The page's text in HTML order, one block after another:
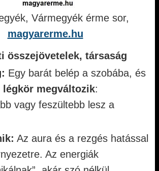
Vármegyék érme sor,
magyarerme.hu
összejövetelek, társaság
Egy barát belép a szobába, és
légkör megváltozik:
vagy feszültebb lesz a
Az aura és a rezgés hatással
Az energiák